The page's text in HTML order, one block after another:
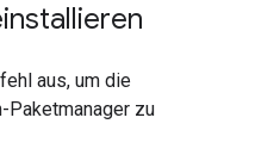
aus, um die
Paketmanager zu